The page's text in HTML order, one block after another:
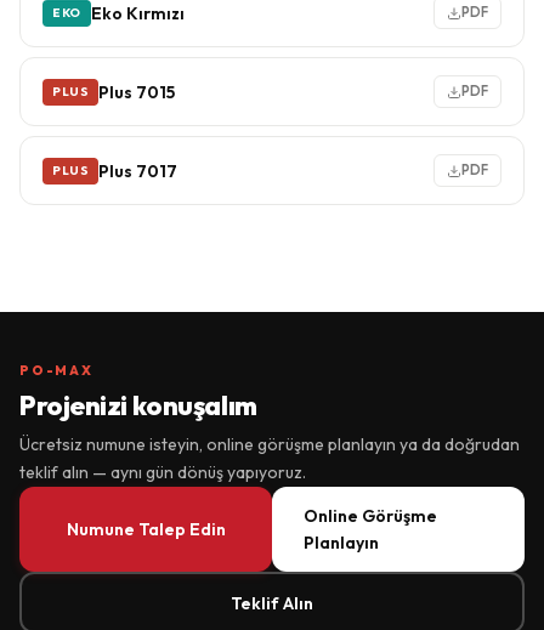
EKO Eko Kırmızı PDF
PLUS Plus 7015 PDF
PLUS Plus 7017 PDF
PO-MAX
Projenizi konuşalım
Ücretsiz numune isteyin, online görüşme planlayın ya da doğrudan
teklif alın — aynı gün dönüş yapıyoruz.
Numune Talep Edin
Online Görüşme
Planlayın
Teklif Alın